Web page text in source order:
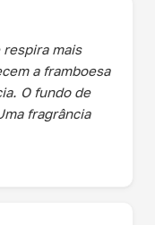
mais
a framboesa
O fundo de
fragrância